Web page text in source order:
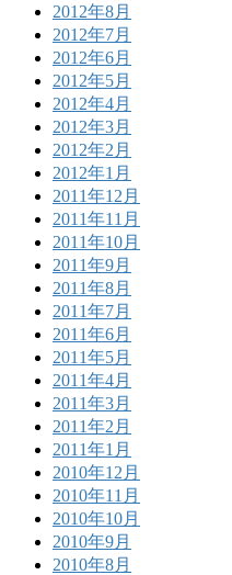
2012年8月
2012年7月
2012年6月
2012年5月
2012年4月
2012年3月
2012年2月
2012年1月
2011年12月
2011年11月
2011年10月
2011年9月
2011年8月
2011年7月
2011年6月
2011年5月
2011年4月
2011年3月
2011年2月
2011年1月
2010年12月
2010年11月
2010年10月
2010年9月
2010年8月